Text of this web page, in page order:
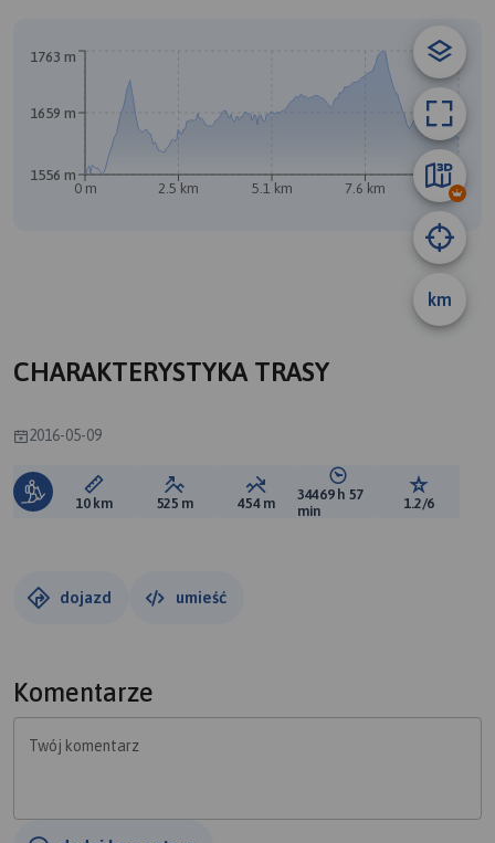
A
km
0 m 2.5 km 5.1 km 7.6 km 10 km
1556 m
1659 m
1763 m
CHARAKTERYSTYKA TRASY
2016-05-09
Długość trasy:
10 km Suma przewyższeń:
525 m Suma spadków:
454 m Średni czas potrzebny
34469 h 57
min
Ocena
1.2/6
dojazd umieść
Komentarze
Twój komentarz